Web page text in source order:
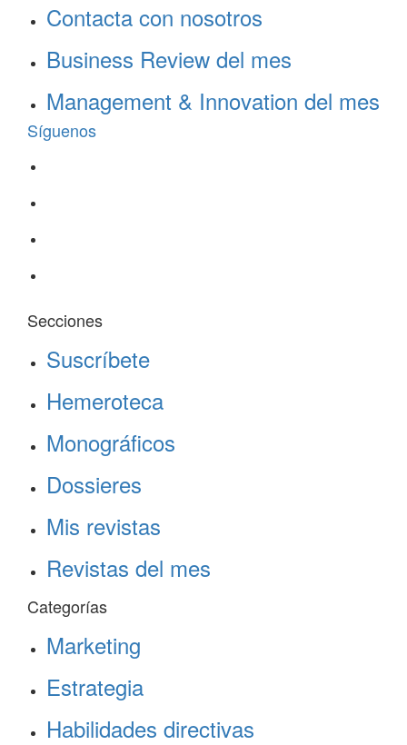
Contacta con nosotros
Business Review del mes
Management & Innovation del mes
Síguenos
Secciones
Suscríbete
Hemeroteca
Monográficos
Dossieres
Mis revistas
Revistas del mes
Categorías
Marketing
Estrategia
Habilidades directivas